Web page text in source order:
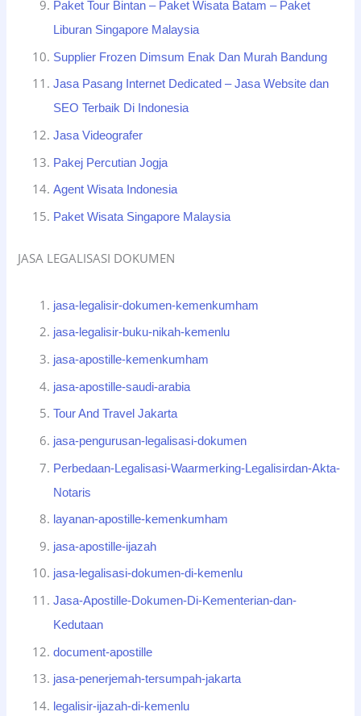
Paket Tour Bintan – Paket Wisata Batam – Paket
Liburan Singapore Malaysia
Supplier Frozen Dimsum Enak Dan Murah Bandung
Jasa Pasang Internet Dedicated – Jasa Website dan
SEO Terbaik Di Indonesia
Jasa Videografer
Pakej Percutian Jogja
Agent Wisata Indonesia
Paket Wisata Singapore Malaysia
JASA LEGALISASI DOKUMEN
jasa-legalisir-dokumen-kemenkumham
jasa-legalisir-buku-nikah-kemenlu
jasa-apostille-kemenkumham
jasa-apostille-saudi-arabia
Tour And Travel Jakarta
jasa-pengurusan-legalisasi-dokumen
Perbedaan-Legalisasi-Waarmerking-Legalisirdan-Akta-
Notaris
layanan-apostille-kemenkumham
jasa-apostille-ijazah
jasa-legalisasi-dokumen-di-kemenlu
Jasa-Apostille-Dokumen-Di-Kementerian-dan-
Kedutaan
document-apostille
jasa-penerjemah-tersumpah-jakarta
legalisir-ijazah-di-kemenlu